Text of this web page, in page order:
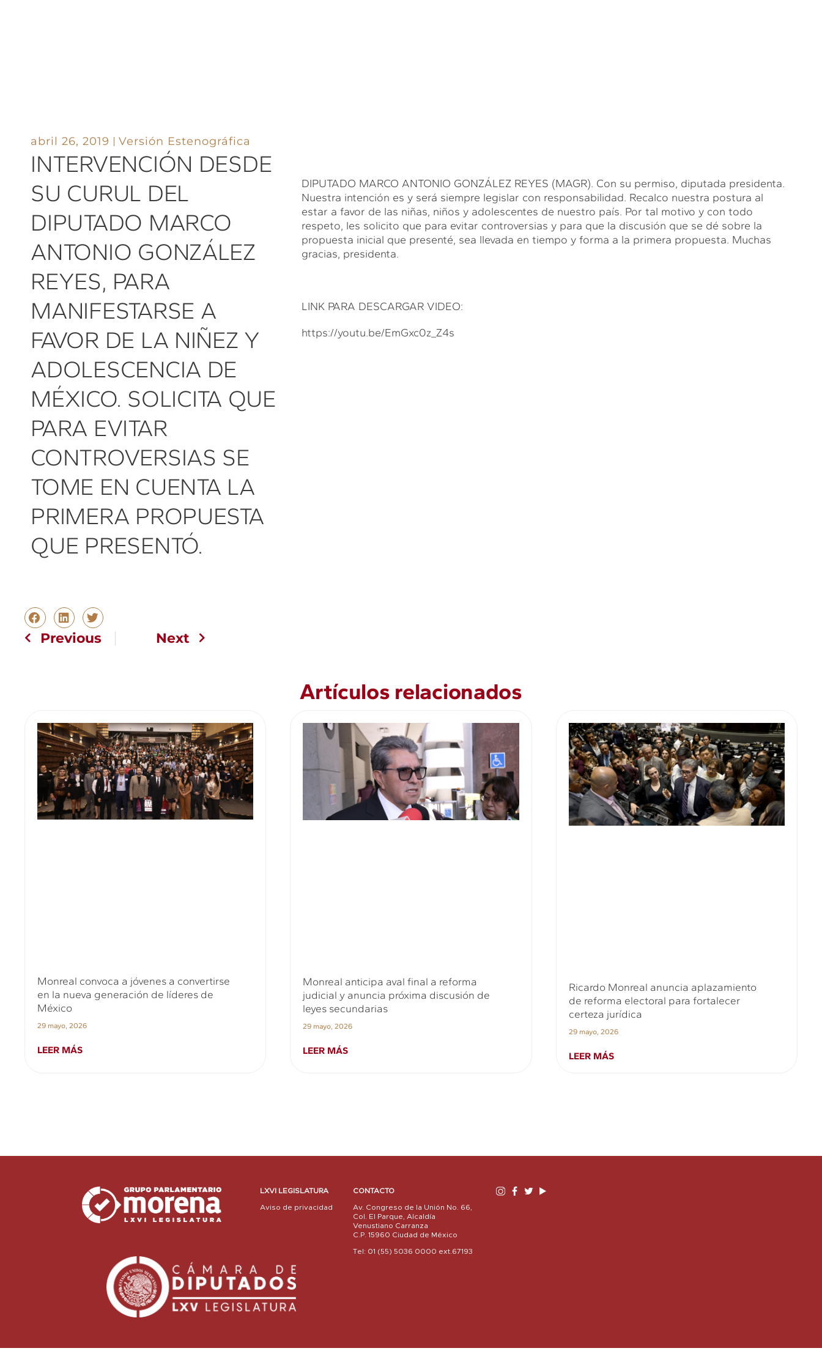
abril 26, 2019 Versión Estenográfica
INTERVENCIÓN DESDE
SU CURUL DEL
DIPUTADO MARCO
ANTONIO GONZÁLEZ
REYES, PARA
MANIFESTARSE A
FAVOR DE LA NIÑEZ Y
ADOLESCENCIA DE
MÉXICO. SOLICITA QUE
PARA EVITAR
CONTROVERSIAS SE
TOME EN CUENTA LA
PRIMERA PROPUESTA
QUE PRESENTÓ.
DIPUTADO MARCO ANTONIO GONZÁLEZ REYES (MAGR). Con su permiso, diputada presidenta.
Nuestra intención es y será siempre legislar con responsabilidad. Recalco nuestra postura al
estar a favor de las niñas, niños y adolescentes de nuestro país. Por tal motivo y con todo
respeto, les solicito que para evitar controversias y para que la discusión que se dé sobre la
propuesta inicial que presenté, sea llevada en tiempo y forma a la primera propuesta. Muchas
gracias, presidenta.
LINK PARA DESCARGAR VIDEO:
https://youtu.be/EmGxc0z_Z4s
Previous Next
Artículos relacionados
Monreal convoca a jóvenes a convertirse
en la nueva generación de líderes de
México
29 mayo, 2026
LEER MÁS
Monreal anticipa aval final a reforma
judicial y anuncia próxima discusión de
leyes secundarias
29 mayo, 2026
LEER MÁS
Ricardo Monreal anuncia aplazamiento
de reforma electoral para fortalecer
certeza jurídica
29 mayo, 2026
LEER MÁS
LXVI LEGISLATURA
Aviso de privacidad
CONTACTO
Av. Congreso de la Unión No. 66,
Col. El Parque, Alcaldía
Venustiano Carranza
C.P. 15960 Ciudad de México
Tel: 01 (55) 5036 0000 ext.67193